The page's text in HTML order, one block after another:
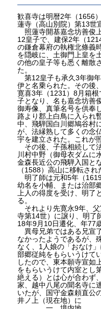
歓喜寺は明暦2年（1656
蓮寺（高山別院）第13世
照蓮寺開基嘉念坊善俊
12皇子で、建保2年（
の鎌倉幕府の執権北條義
を隠岐に、土御門上皇を
の他の皇子等も悉く離散
た。
第12皇子も承久3年御
伊と名乗られた。その後
寛喜3年（1231）8月箱
子となり、名も嘉念坊善
御寿像、真筆名号を供奉
路より郡上白鳥に入られ
中、飛騨国白川郷鳩谷村
が、法縁熟して多くの念
宇を建立された。これが
その後、子孫相続して
川村中野（御母衣ダムに
金森長近公の飛騨入国と
（1588）高山に移転され
明了師は元和5年（
幼名を小輔、または治部
上人の得度を受け、明了
る。
それより先寛永9年、父
寺第14世）に譲り、明了
18年9月10日遷化、年77歳
異母兄弟ではある兄宣
なかったようであるが、
なく、1人娘の「おなけ
部郷従純をもらいうけて
したので、東本願寺宣如
をもらいうけて内室とし
絶える）とは心が合わず
家、越中八尾の聞名寺に
いたが、国守金森頼直公
井ノ上（現在地）に